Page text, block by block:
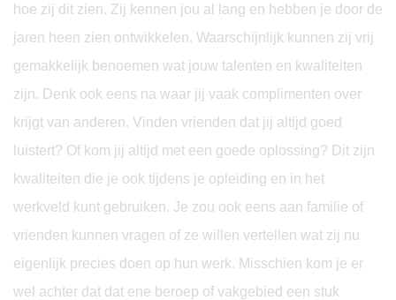
hoe zij dit zien. Zij kennen jou al lang en hebben je door de
jaren heen zien ontwikkelen. Waarschijnlijk kunnen zij vrij
gemakkelijk benoemen wat jouw talenten en kwaliteiten
zijn. Denk ook eens na waar jij vaak complimenten over
krijgt van anderen. Vinden vrienden dat jij altijd goed
luistert? Of kom jij altijd met een goede oplossing? Dit zijn
kwaliteiten die je ook tijdens je opleiding en in het
werkveld kunt gebruiken. Je zou ook eens aan familie of
vrienden kunnen vragen of ze willen vertellen wat zij nu
eigenlijk precies doen op hun werk. Misschien kom je er
wel achter dat dat ene beroep of vakgebied een stuk